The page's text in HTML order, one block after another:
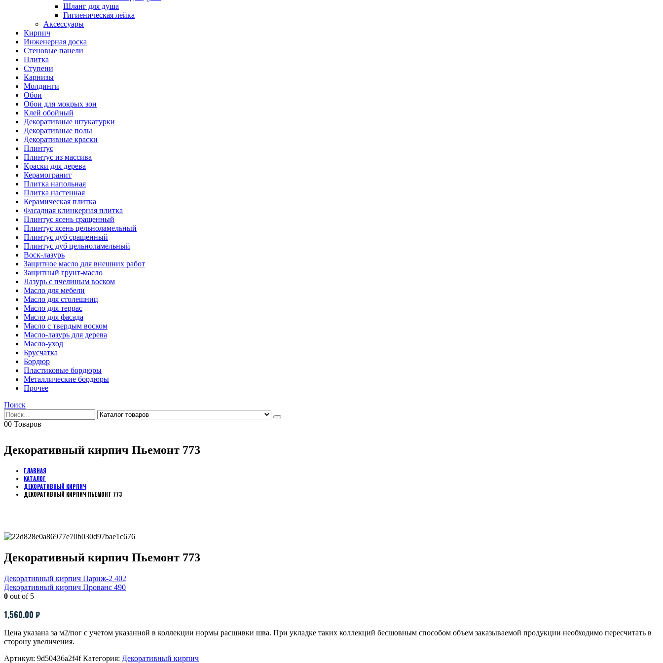
Шланг для душа
Гигиеническая лейка
Аксессуары
Кирпич
Инженерная доска
Стеновые панели
Плитка
Ступени
Карнизы
Молдинги
Обои
Обои для мокрых зон
Клей обойный
Декоративные штукатурки
Декоративные полы
Декоративные краски
Плинтус
Плинтус из массива
Краски для дерева
Керамогранит
Плитка напольная
Плитка настенная
Керамическая плитка
Фасадная клинкерная плитка
Плинтус ясень сращенный
Плинтус ясень цельноламельный
Плинтус дуб сращенный
Плинтус дуб цельноламельный
Воск-лазурь
Защитное масло для внешних работ
Защитный грунт-масло
Лазурь с пчелиным воском
Масло для мебели
Масло для столешниц
Масло для террас
Масло для фасада
Масло с твердым воском
Масло-лазурь для дерева
Масло-уход
Брусчатка
Бордюр
Пластиковые бордюры
Металлические бордюры
Прочее
Поиск
00 Товаров
Декоративный кирпич Пьемонт 773
ГЛАВНАЯ
КАТАЛОГ
ДЕКОРАТИВНЫЙ КИРПИЧ
ДЕКОРАТИВНЫЙ КИРПИЧ ПЬЕМОНТ 773
Декоративный кирпич Пьемонт 773
Декоративный кирпич Париж-2 402
Декоративный кирпич Прованс 490
0 out of 5
1,560.00 ₽
Цена указана за м2/пог с учетом указанной в коллекции нормы расшивки шва. При укладке таких коллекций бесшовным способом объем заказываемой продукции необходимо пересчитать в
сторону увеличения.
Артикул: 9d50436a2f4f Категория: Декоративный кирпич